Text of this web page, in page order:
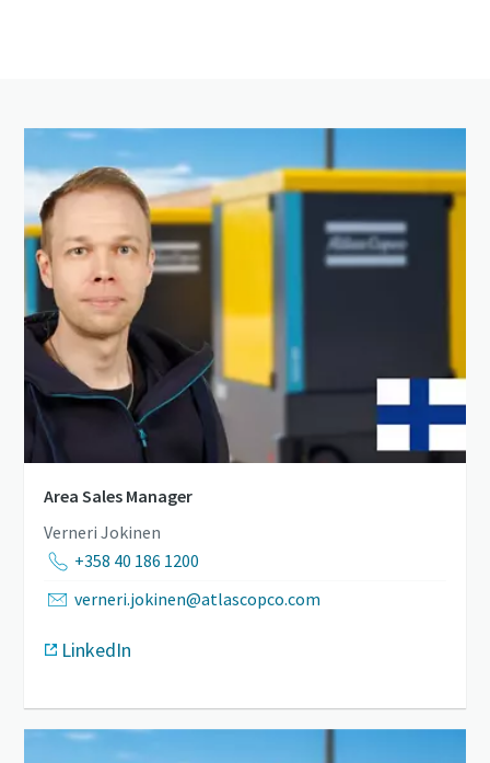
Area Sales Manager
Verneri Jokinen
+358 40 186 1200
verneri.jokinen@atlascopco.com
LinkedIn